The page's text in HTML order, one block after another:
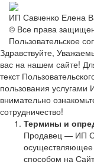
ИП Савченко Елена
© Все права
Пользовательское
Здравствуйте,
вас на нашем сайте!
текст
пользования услугами
внимательно
сотрудничество!
Термины и
Продавец — ИП
осуществляющее
способом на